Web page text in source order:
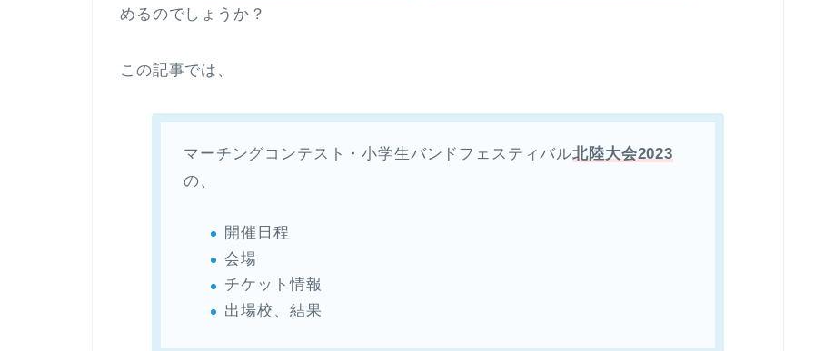
めるのでしょうか？
この記事では、
マーチングコンテスト・小学生バンドフェスティバル北陸大会2023
の、
開催日程
会場
チケット情報
出場校、結果